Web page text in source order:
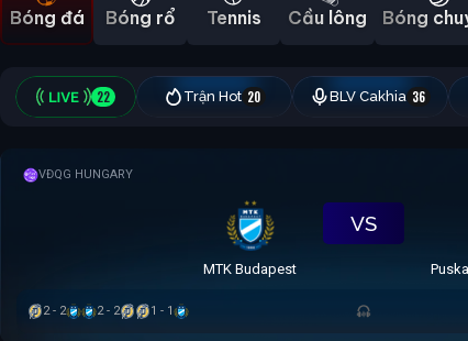
Bóng đá Bóng rổ Tennis Cầu lông Bóng
22 Trận Hot 20 BLV Cakhia 36
VĐQG HUNGARY
MTK Budapest
VS
2 - 2 2 - 2 1 - 1